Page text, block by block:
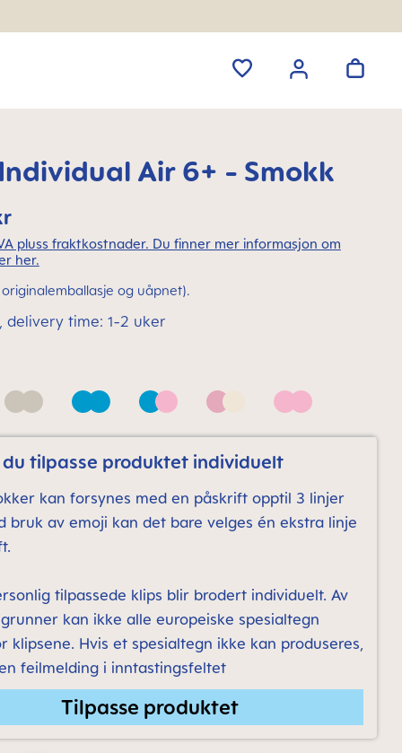
Air 6+ - Smokk
pluss fraktkostnader. Du finner mer informasjon om
her.
og uåpnet).
delivery time: 1-2 uker
Neutral Pacific BluePacific Blue & Quartz Rose
Pink & NeutralQuartz Rose
du tilpasse produktet individuelt
kan forsynes med en påskrift opptil 3 linjer
bruk av emoji kan det bare velges én ekstra linje
tilpassede klips blir brodert individuelt. Av
kan ikke alle europeiske spesialtegn
klipsene. Hvis et spesialtegn ikke kan produseres,
feilmelding i inntastingsfeltet
Tilpasse produktet